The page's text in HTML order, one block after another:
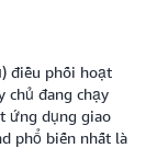
điều phối hoạt
chủ đang chạy
ứng dụng giao
phổ biến nhất là